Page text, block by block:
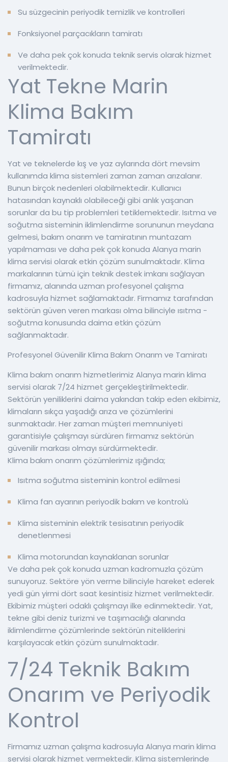
Su süzgecinin periyodik temizlik ve kontrolleri
Fonksiyonel parçacıkların tamiratı
Ve daha pek çok konuda teknik servis olarak hizmet
verilmektedir.
Yat Tekne Marin
Klima Bakım
Tamiratı
Yat ve teknelerde kış ve yaz aylarında dört mevsim
kullanımda klima sistemleri zaman zaman arızalanır.
Bunun birçok nedenleri olabilmektedir. Kullanıcı
hatasından kaynaklı olabileceği gibi anlık yaşanan
sorunlar da bu tip problemleri tetiklemektedir. Isıtma ve
soğutma sisteminin iklimlendirme sorununun meydana
gelmesi, bakım onarım ve tamiratının muntazam
yapılmaması ve daha pek çok konuda Alanya marin
klima servisi olarak etkin çözüm sunulmaktadır. Klima
markalarının tümü için teknik destek imkanı sağlayan
firmamız, alanında uzman profesyonel çalışma
kadrosuyla hizmet sağlamaktadır. Firmamız tarafından
sektörün güven veren markası olma bilinciyle ısıtma -
soğutma konusunda daima etkin çözüm
sağlanmaktadır.
Profesyonel Güvenilir Klima Bakım Onarım ve Tamiratı
Klima bakım onarım hizmetlerimiz Alanya marin klima
servisi olarak 7/24 hizmet gerçekleştirilmektedir.
Sektörün yeniliklerini daima yakından takip eden ekibimiz,
klimaların sıkça yaşadığı arıza ve çözümlerini
sunmaktadır. Her zaman müşteri memnuniyeti
garantisiyle çalışmayı sürdüren firmamız sektörün
güvenilir markası olmayı sürdürmektedir.
Klima bakım onarım çözümlerimiz ışığında;
Isıtma soğutma sisteminin kontrol edilmesi
Klima fan ayarının periyodik bakım ve kontrolü
Klima sisteminin elektrik tesisatının periyodik
denetlenmesi
Klima motorundan kaynaklanan sorunlar
Ve daha pek çok konuda uzman kadromuzla çözüm
sunuyoruz. Sektöre yön verme bilinciyle hareket ederek
yedi gün yirmi dört saat kesintisiz hizmet verilmektedir.
Ekibimiz müşteri odaklı çalışmayı ilke edinmektedir. Yat,
tekne gibi deniz turizmi ve taşımacılığı alanında
iklimlendirme çözümlerinde sektörün niteliklerini
karşılayacak etkin çözüm sunulmaktadır.
7/24 Teknik Bakım
Onarım ve Periyodik
Kontrol
Firmamız uzman çalışma kadrosuyla Alanya marin klima
servisi olarak hizmet vermektedir. Klima sistemlerinde